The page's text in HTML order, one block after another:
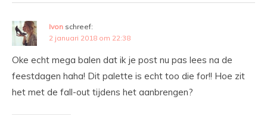
Ivon schreef:
2 januari 2018 om 22:38
Oke echt mega balen dat ik je post nu pas lees na de
feestdagen haha! Dit palette is echt too die for!! Hoe zit
het met de fall-out tijdens het aanbrengen?